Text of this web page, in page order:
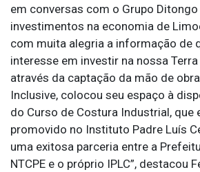
em conversas com o Grupo Ditongo
investimentos na economia de
com muita alegria a informação de
interesse em investir na nossa
através da captação da mão de
Inclusive, colocou seu espaço à
do Curso de Costura Industrial, que
promovido no Instituto Padre Luís
uma exitosa parceria entre a
NTCPE e o próprio IPLC”, destacou